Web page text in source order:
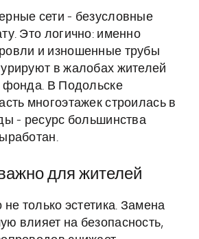
сети - безусловные
Это логично: именно
и изношенные трубы
в жалобах жителей
фонда. В Подольске
многоэтажек строилась в
- ресурс большинства
для жителей
не только эстетика. Замена
влияет на безопасность,